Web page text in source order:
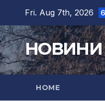
content
Fri. Aug 7th, 2026
НОВИНИ
HOME